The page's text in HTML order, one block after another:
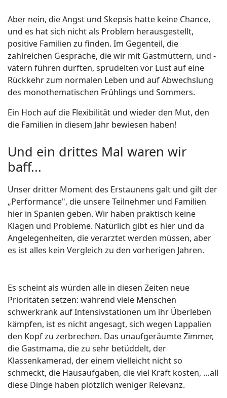
Aber nein, die Angst und Skepsis hatte keine Chance,
und es hat sich nicht als Problem herausgestellt,
positive Familien zu finden. Im Gegenteil, die
zahlreichen Gespräche, die wir mit Gastmüttern, und -
vätern führen durften, sprudelten vor Lust auf eine
Rückkehr zum normalen Leben und auf Abwechslung
des monothematischen Frühlings und Sommers.
Ein Hoch auf die Flexibilität und wieder den Mut, den
die Familien in diesem Jahr bewiesen haben!
Und ein drittes Mal waren wir
baff...
Unser dritter Moment des Erstaunens galt und gilt der
„Performance", die unsere Teilnehmer und Familien
hier in Spanien geben. Wir haben praktisch keine
Klagen und Probleme. Natürlich gibt es hier und da
Angelegenheiten, die verarztet werden müssen, aber
es ist alles kein Vergleich zu den vorherigen Jahren.
Es scheint als würden alle in diesen Zeiten neue
Prioritäten setzen: während viele Menschen
schwerkrank auf Intensivstationen um ihr Überleben
kämpfen, ist es nicht angesagt, sich wegen Lappalien
den Kopf zu zerbrechen. Das unaufgeräumte Zimmer,
die Gastmama, die zu sehr betüddelt, der
Klassenkamerad, der einem vielleicht nicht so
schmeckt, die Hausaufgaben, die viel Kraft kosten, …all
diese Dinge haben plötzlich weniger Relevanz.